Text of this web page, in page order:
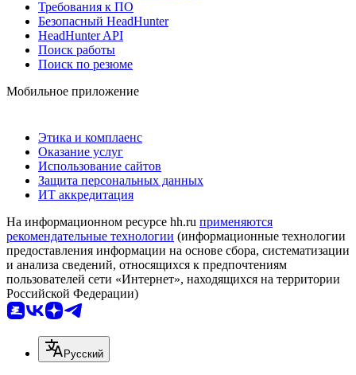
Требования к ПО
Безопасный HeadHunter
HeadHunter API
Поиск работы
Поиск по резюме
Мобильное приложение
Этика и комплаенс
Оказание услуг
Использование сайтов
Защита персональных данных
ИТ аккредитация
На информационном ресурсе hh.ru применяются
рекомендательные технологии (информационные технологии
предоставления информации на основе сбора, систематизации
и анализа сведений, относящихся к предпочтениям
пользователей сети «Интернет», находящихся на территории
Российской Федерации)
Русский